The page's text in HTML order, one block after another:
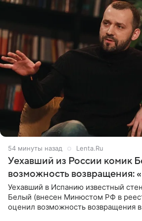
54 минуты назад Lenta.Ru
Уехавший из России комик
возможность возвращения:
Уехавший в Испанию известный
Белый (внесен Минюстом РФ в
оценил возможность возвращения